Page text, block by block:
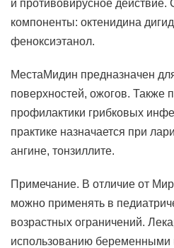
и противовирусное
компоненты: октенидина
феноксиэтанол.
МестаМидин предназначен
поверхностей, ожогов. Также
профилактики грибковых
практике назначается при
ангине, тонзиллите.
Примечание. В отличие от
можно применять в
возрастных ограничений.
использованию